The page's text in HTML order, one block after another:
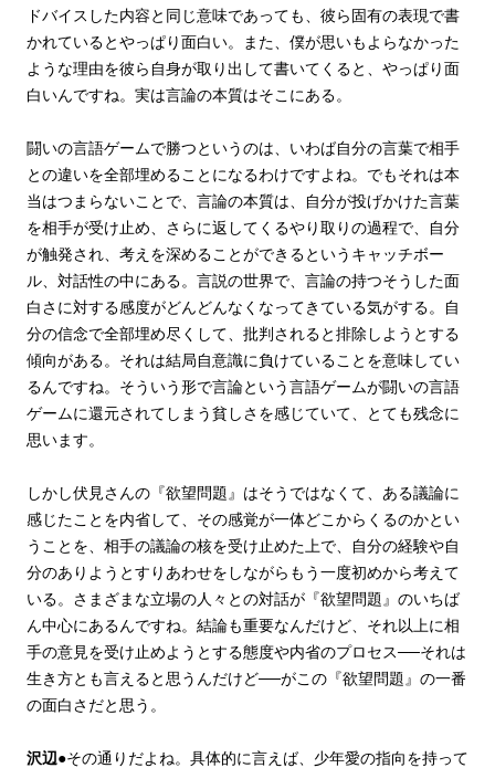
ドバイスした内容と同じ意味であっても、彼ら固有の表現で書
かれているとやっぱり面白い。また、僕が思いもよらなかった
ような理由を彼ら自身が取り出して書いてくると、やっぱり面
白いんですね。実は言論の本質はそこにある。
闘いの言語ゲームで勝つというのは、いわば自分の言葉で相手
との違いを全部埋めることになるわけですよね。でもそれは本
当はつまらないことで、言論の本質は、自分が投げかけた言葉
を相手が受け止め、さらに返してくるやり取りの過程で、自分
が触発され、考えを深めることができるというキャッチボー
ル、対話性の中にある。言説の世界で、言論の持つそうした面
白さに対する感度がどんどんなくなってきている気がする。自
分の信念で全部埋め尽くして、批判されると排除しようとする
傾向がある。それは結局自意識に負けていることを意味してい
るんですね。そういう形で言論という言語ゲームが闘いの言語
ゲームに還元されてしまう貧しさを感じていて、とても残念に
思います。
しかし伏見さんの『欲望問題』はそうではなくて、ある議論に
感じたことを内省して、その感覚が一体どこからくるのかとい
うことを、相手の議論の核を受け止めた上で、自分の経験や自
分のありようとすりあわせをしながらもう一度初めから考えて
いる。さまざまな立場の人々との対話が『欲望問題』のいちば
ん中心にあるんですね。結論も重要なんだけど、それ以上に相
手の意見を受け止めようとする態度や内省のプロセス──それは
生き方とも言えると思うんだけど──がこの『欲望問題』の一番
の面白さだと思う。
沢辺●その通りだよね。具体的に言えば、少年愛の指向を持って